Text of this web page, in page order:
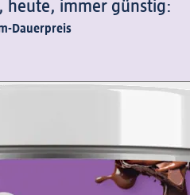
heute, immer günstig:
Dauerpreis